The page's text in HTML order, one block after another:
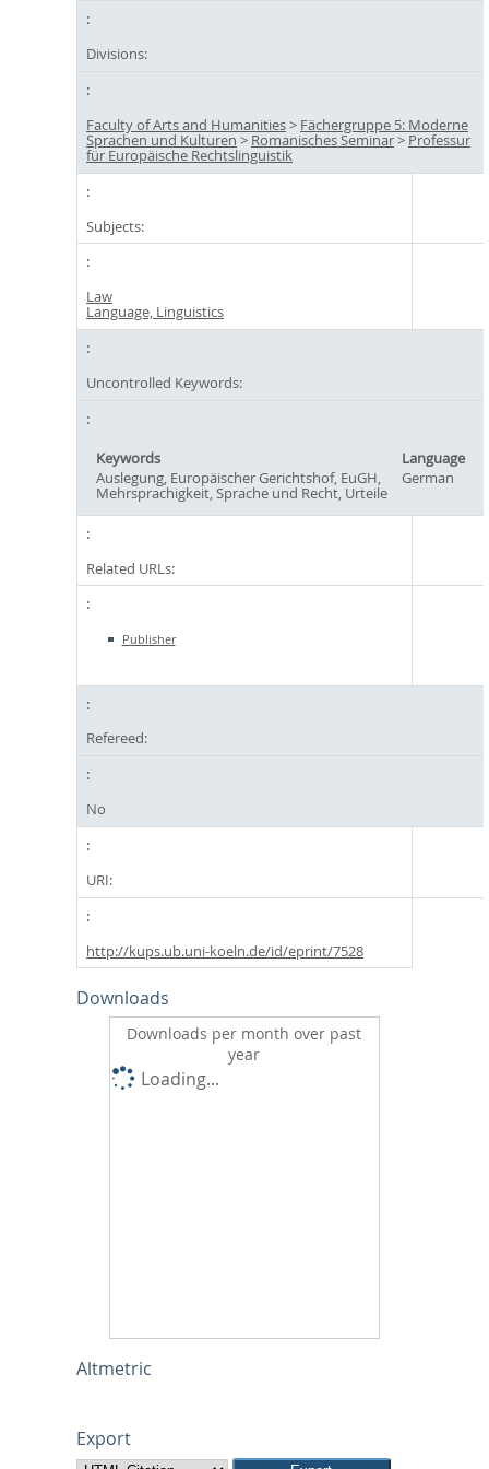
Divisions:
Faculty of Arts and Humanities> Fächergruppe 5: Moderne
Sprachen und Kulturen > Romanisches Seminar> Professur
für Europäische Rechtslinguistik
Subjects:
Law
Language, Linguistics
Uncontrolled Keywords:
Keywords
Language
Auslegung, Europäischer Gerichtshof, EuGH,
Mehrsprachigkeit, Sprache und Recht, Urteile
German
Related URLs:
Publisher
Refereed:
No
URI:
http://kups.ub.uni-koeln.de/id/eprint/7528
Downloads
Downloads per month over past
year
Loading...
Altmetric
Export